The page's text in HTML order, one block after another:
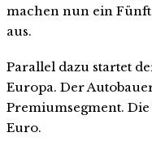
machen nun ein
aus.
Parallel dazu startet
Europa. Der
Premiumsegment. Die
Euro.